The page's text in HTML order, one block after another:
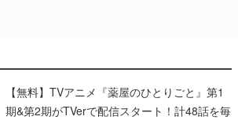
【無料】TVアニメ『薬屋のひとりごと』第1
期&第2期がTVerで配信スタート！計48話を毎